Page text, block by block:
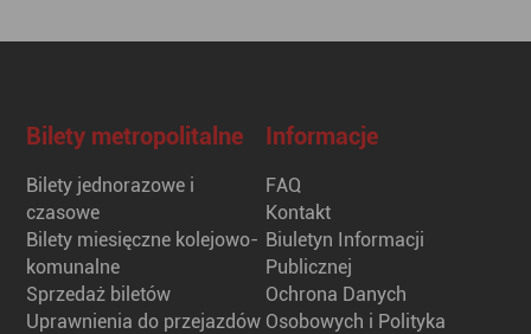
Bilety metropolitalne
Bilety jednorazowe i
czasowe
Bilety miesięczne kolejowo-
komunalne
Sprzedaż biletów
Uprawnienia do przejazdów
Informacje
FAQ
Kontakt
Biuletyn Informacji
Publicznej
Ochrona Danych
Osobowych i Polityka